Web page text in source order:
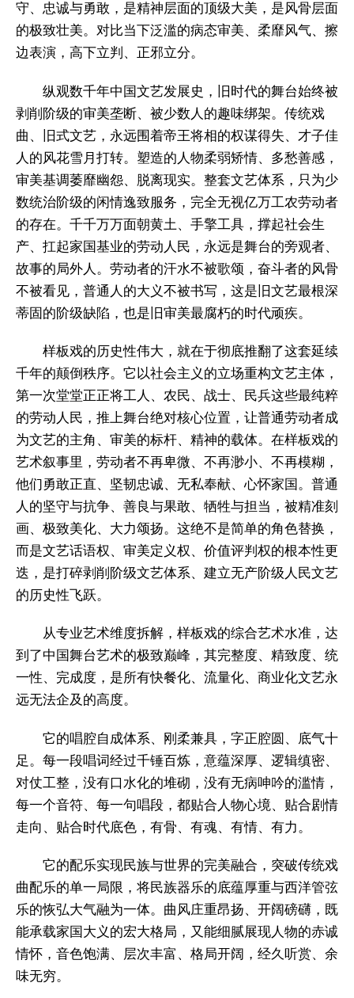
守、忠诚与勇敢，是精神层面的顶级大美，是风骨层面
的极致壮美。对比当下泛滥的病态审美、柔靡风气、擦
边表演，高下立判、正邪立分。
纵观数千年中国文艺发展史，旧时代的舞台始终被
剥削阶级的审美垄断、被少数人的趣味绑架。传统戏
曲、旧式文艺，永远围着帝王将相的权谋得失、才子佳
人的风花雪月打转。塑造的人物柔弱矫情、多愁善感，
审美基调萎靡幽怨、脱离现实。整套文艺体系，只为少
数统治阶级的闲情逸致服务，完全无视亿万工农劳动者
的存在。千千万万面朝黄土、手擎工具，撑起社会生
产、扛起家国基业的劳动人民，永远是舞台的旁观者、
故事的局外人。劳动者的汗水不被歌颂，奋斗者的风骨
不被看见，普通人的大义不被书写，这是旧文艺最根深
蒂固的阶级缺陷，也是旧审美最腐朽的时代顽疾。
样板戏的历史性伟大，就在于彻底推翻了这套延续
千年的颠倒秩序。它以社会主义的立场重构文艺主体，
第一次堂堂正正将工人、农民、战士、民兵这些最纯粹
的劳动人民，推上舞台绝对核心位置，让普通劳动者成
为文艺的主角、审美的标杆、精神的载体。在样板戏的
艺术叙事里，劳动者不再卑微、不再渺小、不再模糊，
他们勇敢正直、坚韧忠诚、无私奉献、心怀家国。普通
人的坚守与抗争、善良与果敢、牺牲与担当，被精准刻
画、极致美化、大力颂扬。这绝不是简单的角色替换，
而是文艺话语权、审美定义权、价值评判权的根本性更
迭，是打碎剥削阶级文艺体系、建立无产阶级人民文艺
的历史性飞跃。
从专业艺术维度拆解，样板戏的综合艺术水准，达
到了中国舞台艺术的极致巅峰，其完整度、精致度、统
一性、完成度，是所有快餐化、流量化、商业化文艺永
远无法企及的高度。
它的唱腔自成体系、刚柔兼具，字正腔圆、底气十
足。每一段唱词经过千锤百炼，意蕴深厚、逻辑缜密、
对仗工整，没有口水化的堆砌，没有无病呻吟的滥情，
每一个音符、每一句唱段，都贴合人物心境、贴合剧情
走向、贴合时代底色，有骨、有魂、有情、有力。
它的配乐实现民族与世界的完美融合，突破传统戏
曲配乐的单一局限，将民族器乐的底蕴厚重与西洋管弦
乐的恢弘大气融为一体。曲风庄重昂扬、开阔磅礴，既
能承载家国大义的宏大格局，又能细腻展现人物的赤诚
情怀，音色饱满、层次丰富、格局开阔，经久听赏、余
味无穷。